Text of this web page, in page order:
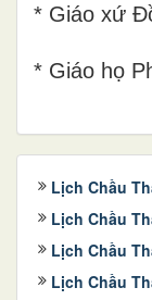
* Giáo xứ
* Giáo họ
Lịch Chầu
Lịch Chầu
Lịch Chầu
Lịch Chầu